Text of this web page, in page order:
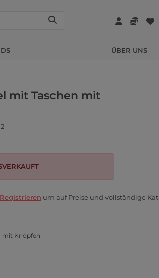
ÜBER UNS
mit Taschen mit
Registrieren um auf Preise und vollständige
mit Knöpfen